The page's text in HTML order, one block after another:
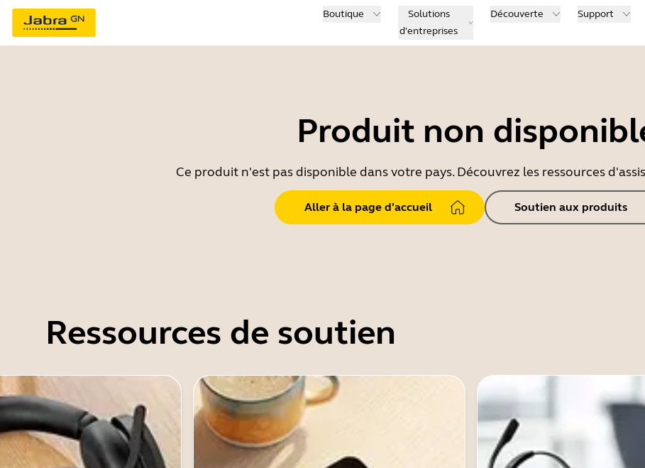
Boutique
Solutions
d'entreprises
Découverte Support
Produit non
Ce produit n'est pas disponible dans votre pays. Découvrez les ressources
Aller à la page d'accueil Soutien aux produits
Ressources de soutien